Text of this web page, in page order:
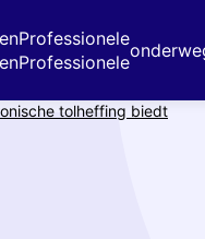
Professionele
Professionele
tolheffing biedt